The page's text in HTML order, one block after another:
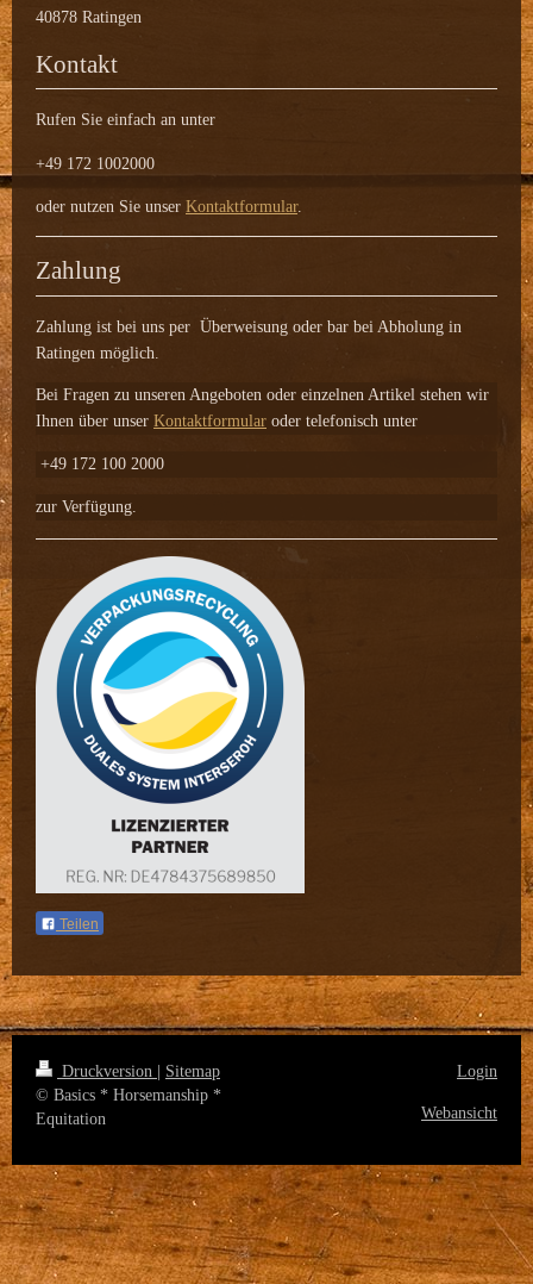
40878 Ratingen
Kontakt
Rufen Sie einfach an unter
+49 172 1002000
oder nutzen Sie unser Kontaktformular.
Zahlung
Zahlung ist bei uns per Überweisung oder bar bei Abholung in
Ratingen möglich.
Bei Fragen zu unseren Angeboten oder einzelnen Artikel stehen wir
Ihnen über unser Kontaktformular oder telefonisch unter
+49 172 100 2000
zur Verfügung.
Teilen
Druckversion | Sitemap
© Basics * Horsemanship *
Equitation
Login
Webansicht